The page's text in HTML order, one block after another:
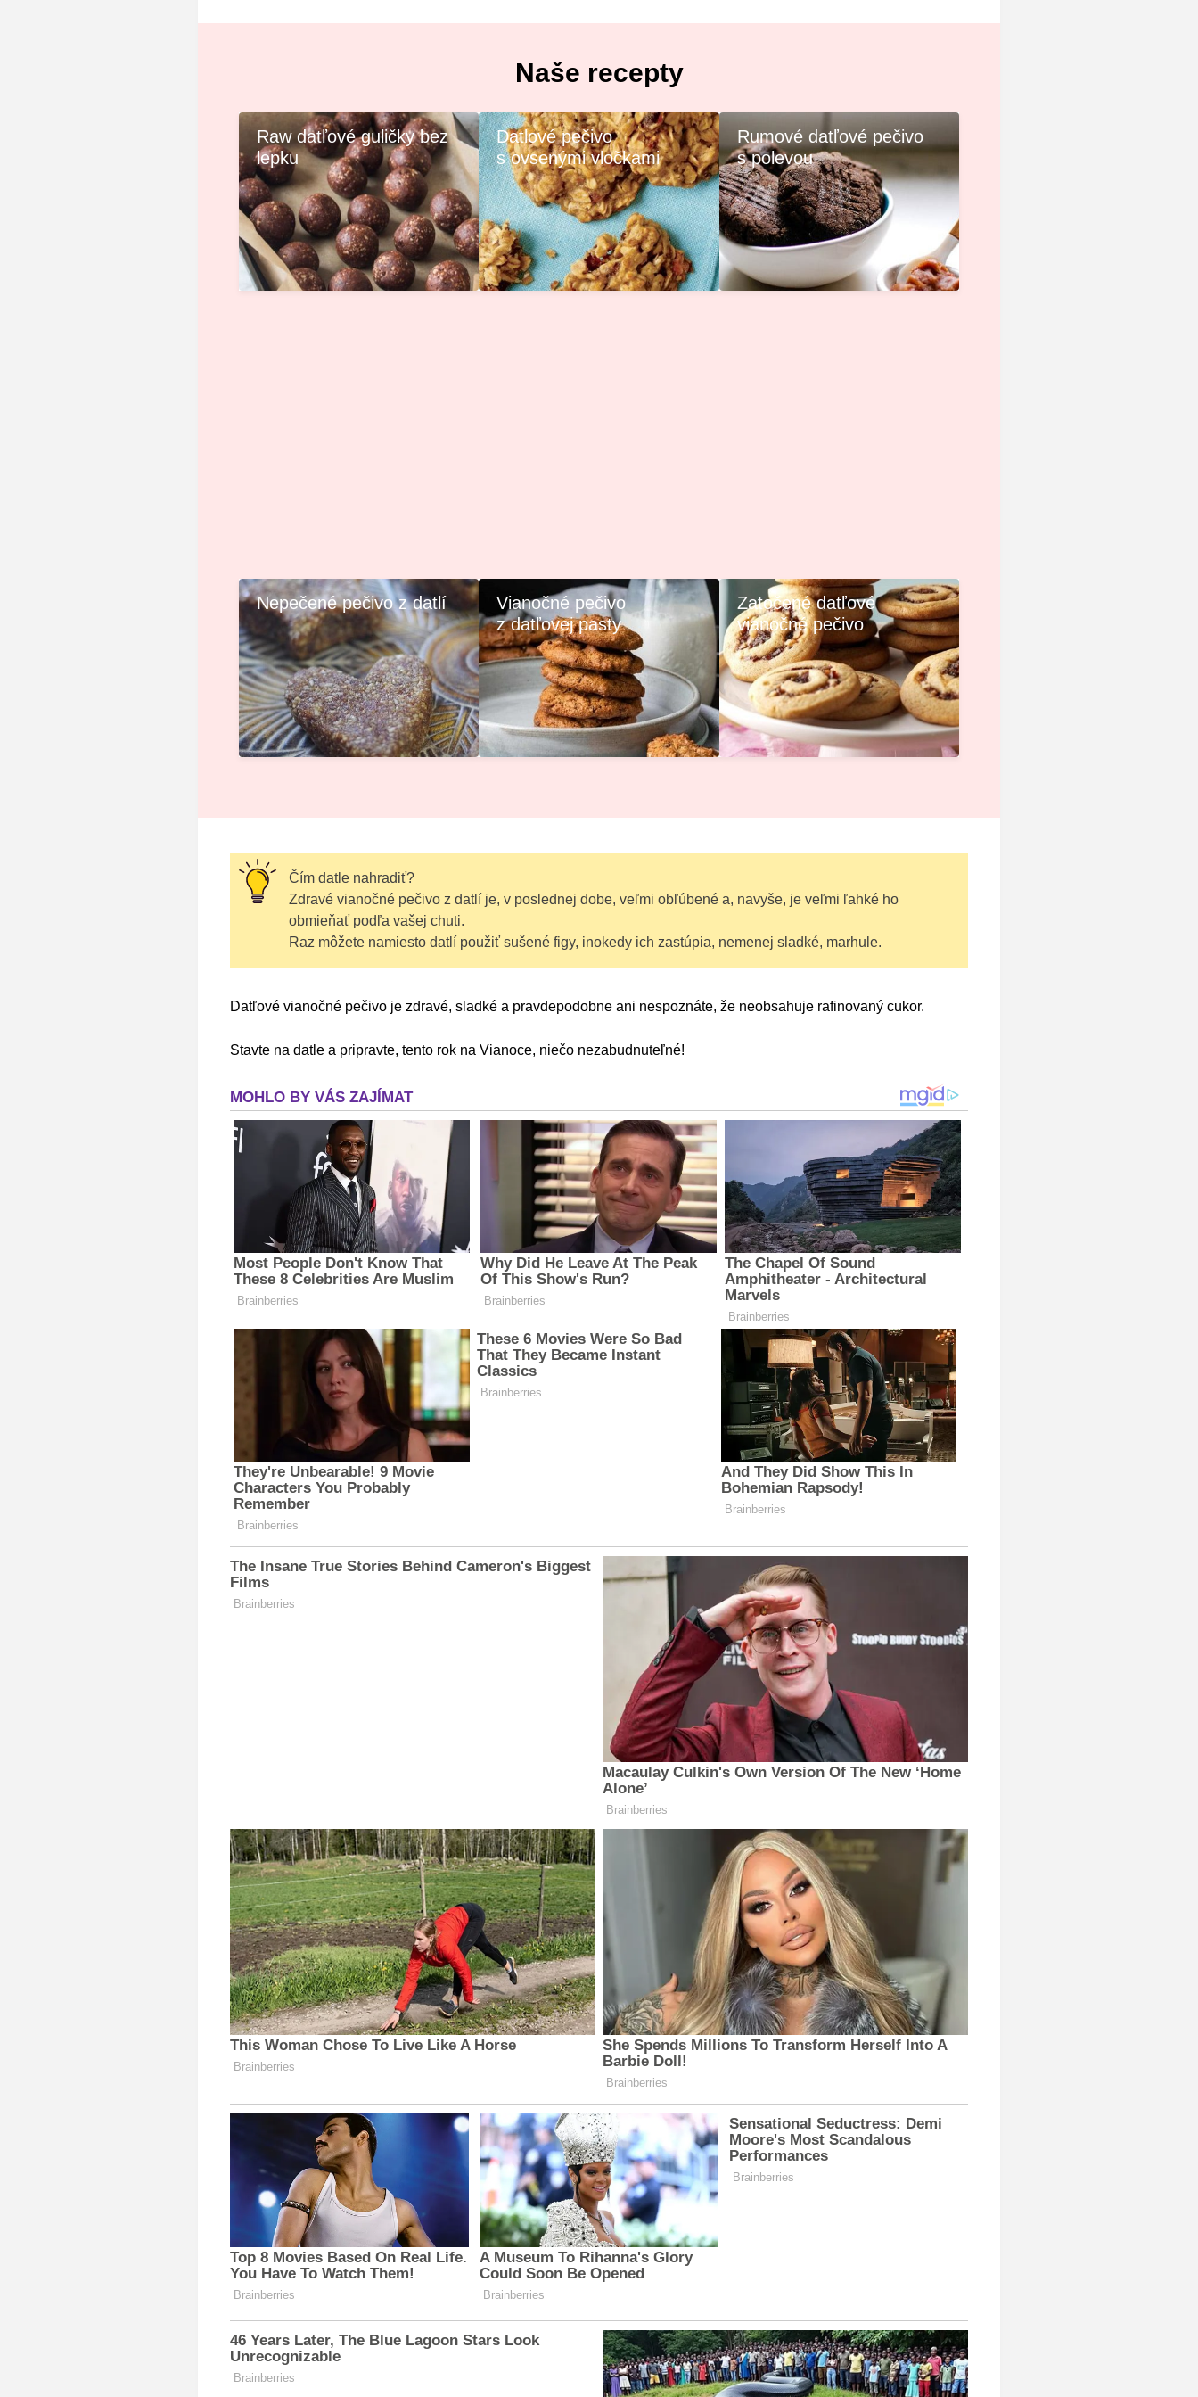
Naše recepty
Raw datľové guličky bez
lepku
Datlové pečivo
s ovsenými vločkami
Rumové datľové pečivo
s polevou
Nepečené pečivo z datlí
Vianočné pečivo
z datľovej pasty
Zatočené datľové
vianočné pečivo
Čím datle nahradiť?
Zdravé vianočné pečivo z datlí je, v poslednej dobe, veľmi obľúbené a, navyše, je veľmi ľahké ho
obmieňať podľa vašej chuti.
Raz môžete namiesto datlí použiť sušené figy, inokedy ich zastúpia, nemenej sladké, marhule.
Datľové vianočné pečivo je zdravé, sladké a pravdepodobne ani nespoznáte, že neobsahuje rafinovaný cukor.
Stavte na datle a pripravte, tento rok na Vianoce, niečo nezabudnuteľné!